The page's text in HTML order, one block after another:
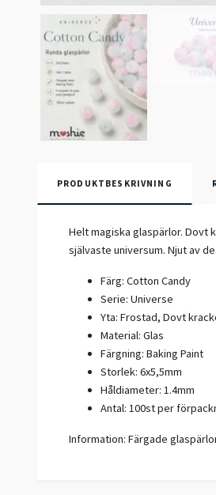
PRODUKTBESKRIVNING
Helt magiska glaspärlor. Dovt
självaste universum. Njut av
Färg: Cotton Candy
Serie: Universe
Yta: Frostad, Dovt
Material: Glas
Färgning: Baking Paint
Storlek: 6x5,5mm
Håldiameter: 1.4mm
Antal: 100st per
Information: Färgade